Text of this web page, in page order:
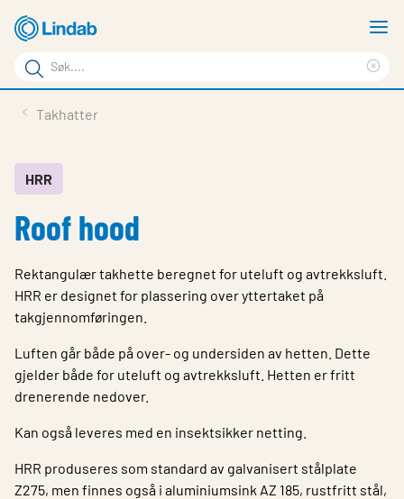
hovedinnhold
Søkeord
Søk
på
Last ned
Om Lindab
Kontakt oss
Logg inn
Choose languge
Norway
Takhatter
HRR
Roof hood
Rektangulær takhette beregnet for uteluft og avtrekksluft.
HRR er designet for plassering over yttertaket på
takgjennomføringen.
Luften går både på over- og undersiden av hetten. Dette
gjelder både for uteluft og avtrekksluft. Hetten er fritt
drenerende nedover.
Kan også leveres med en insektsikker netting.
HRR produseres som standard av galvanisert stålplate
Z275, men finnes også i aluminiumsink AZ 185, rustfritt stål,